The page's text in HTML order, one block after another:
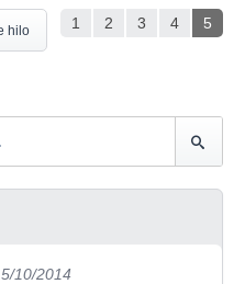
1 2 3 4 5
hilo
10/2014